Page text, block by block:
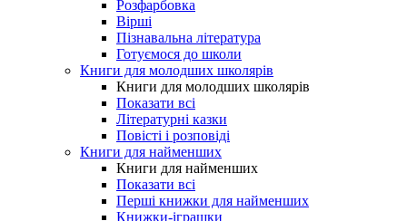
Розфарбовка
Вірші
Пізнавальна література
Готуємося до школи
Книги для молодших школярів
Книги для молодших школярів
Показати всі
Літературні казки
Повісті і розповіді
Книги для найменших
Книги для найменших
Показати всі
Перші книжки для найменших
Книжки-іграшки